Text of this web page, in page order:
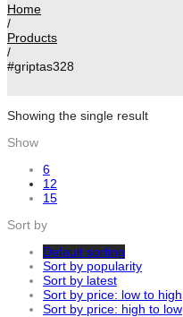
Home
/
Products
/
#griptas328
Showing the single result
Show
6
12
15
Sort by
Default sorting
Sort by popularity
Sort by latest
Sort by price: low to high
Sort by price: high to low